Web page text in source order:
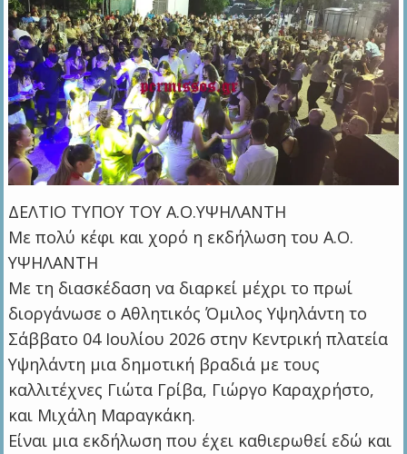
ΔΕΛΤΙΟ ΤΥΠΟΥ ΤΟΥ Α.Ο.ΥΨΗΛΑΝΤΗ
Με πολύ κέφι και χορό η εκδήλωση του Α.Ο.
ΥΨΗΛΑΝΤΗ
Με τη διασκέδαση να διαρκεί μέχρι το πρωί
διοργάνωσε ο Αθλητικός Όμιλος Υψηλάντη το
Σάββατο 04 Ιουλίου 2026 στην Κεντρική πλατεία
Υψηλάντη μια δημοτική βραδιά με τους
καλλιτέχνες Γιώτα Γρίβα, Γιώργο Καραχρήστο,
και Μιχάλη Μαραγκάκη.
Είναι μια εκδήλωση που έχει καθιερωθεί εδώ και